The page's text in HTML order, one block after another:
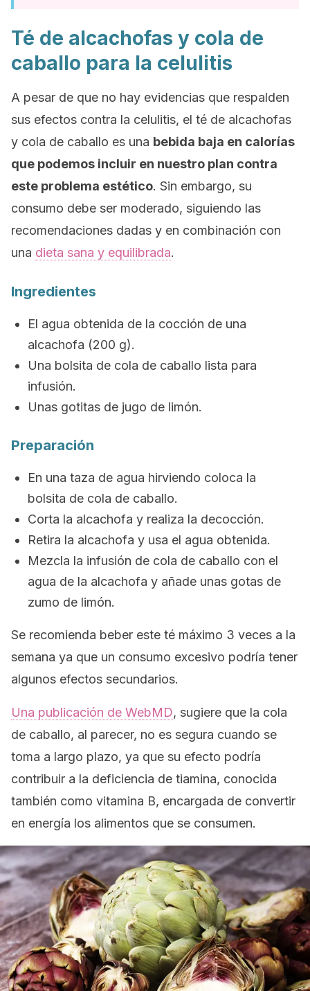
Té de alcachofas y cola de
caballo para la celulitis
A pesar de que no hay evidencias que respalden
sus efectos contra la celulitis, el té de alcachofas
y cola de caballo es una bebida baja en calorías
que podemos incluir en nuestro plan contra
este problema estético. Sin embargo, su
consumo debe ser moderado, siguiendo las
recomendaciones dadas y en combinación con
una dieta sana y equilibrada.
Ingredientes
El agua obtenida de la cocción de una
alcachofa (200 g).
Una bolsita de cola de caballo lista para
infusión.
Unas gotitas de jugo de limón.
Preparación
En una taza de agua hirviendo coloca la
bolsita de cola de caballo.
Corta la alcachofa y realiza la decocción.
Retira la alcachofa y usa el agua obtenida.
Mezcla la infusión de cola de caballo con el
agua de la alcachofa y añade unas gotas de
zumo de limón.
Se recomienda beber este té máximo 3 veces a la
semana ya que un consumo excesivo podría tener
algunos efectos secundarios.
Una publicación de WebMD, sugiere que la cola
de caballo, al parecer, no es segura cuando se
toma a largo plazo, ya que su efecto podría
contribuir a la deficiencia de tiamina, conocida
también como vitamina B, encargada de convertir
en energía los alimentos que se consumen.